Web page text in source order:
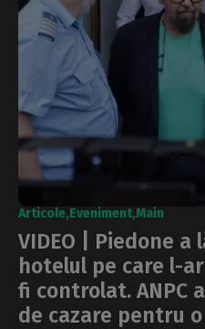
Articole Eveniment Main
VIDEO | Piedone a
hotelul pe care l-
fi controlat. ANPC
de cazare pentru